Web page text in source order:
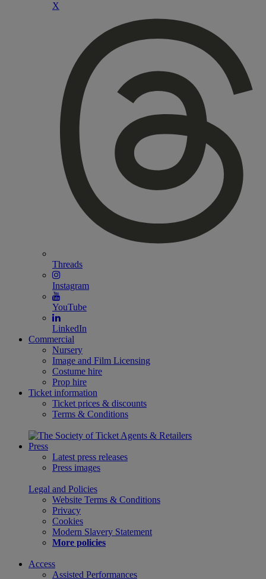
X
Threads
Instagram
YouTube
LinkedIn
Commercial
Nursery
Image and Film Licensing
Costume hire
Prop hire
Ticket information
Ticket prices & discounts
Terms & Conditions
Press
Latest press releases
Press images
Legal and Policies
Website Terms & Conditions
Privacy
Cookies
Modern Slavery Statement
More policies
Access
Assisted Performances